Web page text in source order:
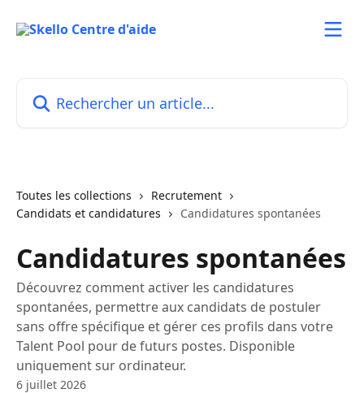
Toutes les collections
Recrutement
Candidats et candidatures
Candidatures spontanées
Candidatures spontanées
Découvrez comment activer les candidatures
spontanées, permettre aux candidats de postuler
sans offre spécifique et gérer ces profils dans votre
Talent Pool pour de futurs postes. Disponible
uniquement sur ordinateur.
6 juillet 2026